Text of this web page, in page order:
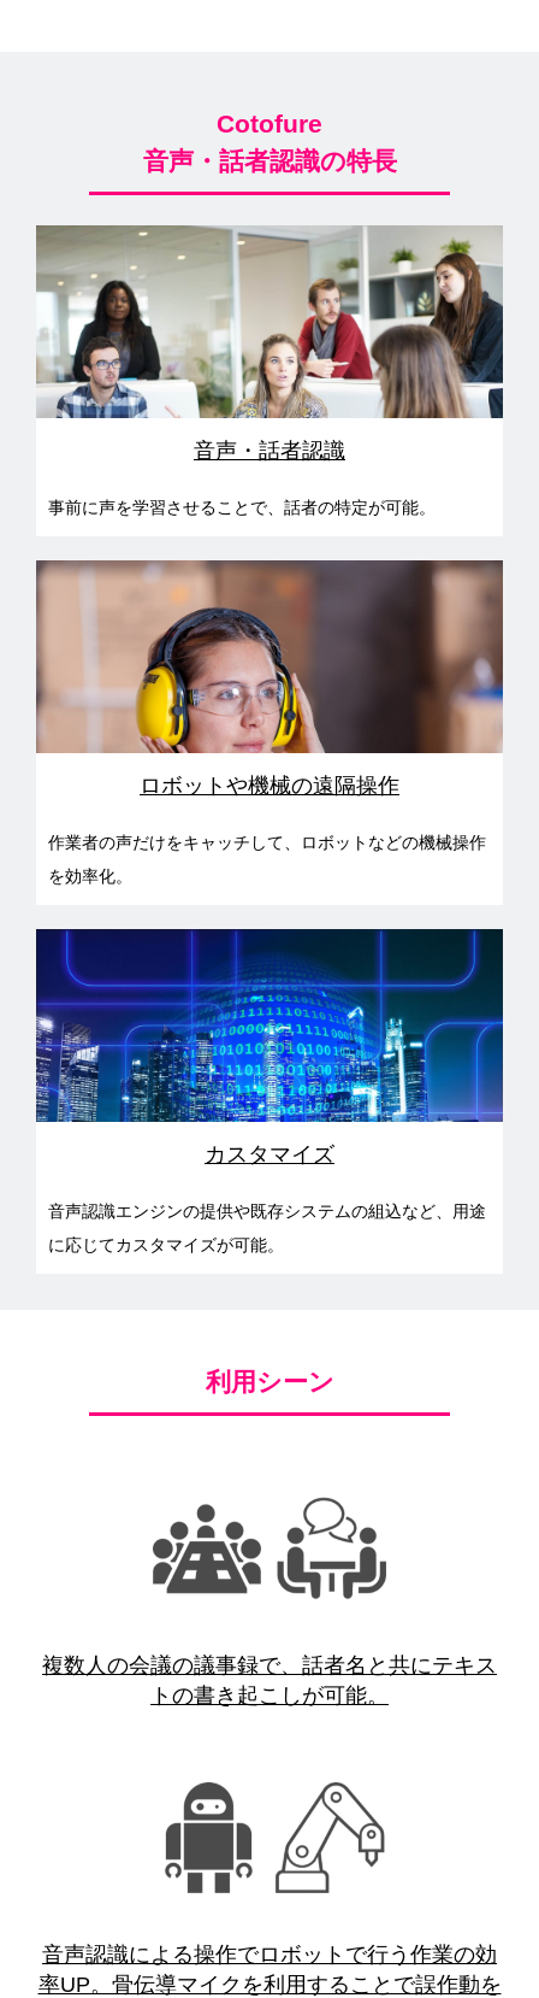
Cotofure
音声・話者認識の特長
音声・話者認識
事前に声を学習させることで、話者の特定が可能。
ロボットや機械の遠隔操作
作業者の声だけをキャッチして、ロボットなどの機械操作
を効率化。
カスタマイズ
音声認識エンジンの提供や既存システムの組込など、用途
に応じてカスタマイズが可能。
利用シーン
複数人の会議の議事録で、話者名と共にテキス
トの書き起こしが可能。
音声認識による操作でロボットで行う作業の効
率UP。骨伝導マイクを利用することで誤作動を